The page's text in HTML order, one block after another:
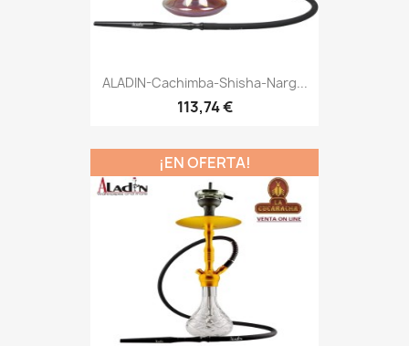
ALADIN-Cachimba-Shisha-Narg...
113,74 €
¡EN OFERTA!